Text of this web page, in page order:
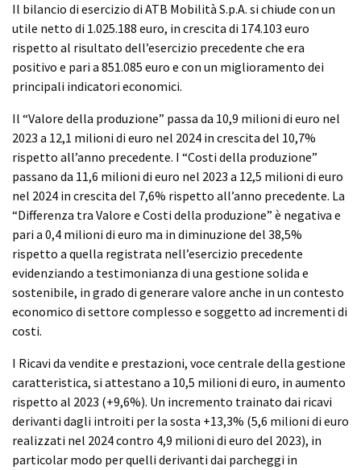
Il bilancio di esercizio di ATB Mobilità S.p.A. si chiude con un
utile netto di 1.025.188 euro, in crescita di 174.103 euro
rispetto al risultato dell’esercizio precedente che era
positivo e pari a 851.085 euro e con un miglioramento dei
principali indicatori economici.
Il “Valore della produzione” passa da 10,9 milioni di euro nel
2023 a 12,1 milioni di euro nel 2024 in crescita del 10,7%
rispetto all’anno precedente. I “Costi della produzione”
passano da 11,6 milioni di euro nel 2023 a 12,5 milioni di euro
nel 2024 in crescita del 7,6% rispetto all’anno precedente. La
“Differenza tra Valore e Costi della produzione” è negativa e
pari a 0,4 milioni di euro ma in diminuzione del 38,5%
rispetto a quella registrata nell’esercizio precedente
evidenziando a testimonianza di una gestione solida e
sostenibile, in grado di generare valore anche in un contesto
economico di settore complesso e soggetto ad incrementi di
costi.
I Ricavi da vendite e prestazioni, voce centrale della gestione
caratteristica, si attestano a 10,5 milioni di euro, in aumento
rispetto al 2023 (+9,6%). Un incremento trainato dai ricavi
derivanti dagli introiti per la sosta +13,3% (5,6 milioni di euro
realizzati nel 2024 contro 4,9 milioni di euro del 2023), in
particolar modo per quelli derivanti dai parcheggi in